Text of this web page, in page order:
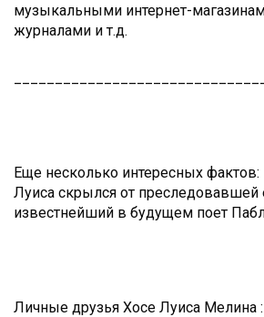
музыкальными интернет-
журналами и т.д.
Еще несколько интересных
Луиса скрылся от преследовавшей
известнейший в будущем поет
Личные друзья Хосе Луиса Мелина